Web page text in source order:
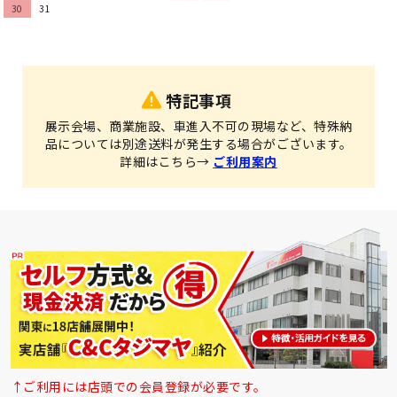
30
31
特記事項
展示会場、商業施設、車進入不可の現場など、特殊納
品については別途送料が発生する場合がございます。
詳細はこちら→ ご利用案内
↑ご利用には店頭での会員登録が必要です。